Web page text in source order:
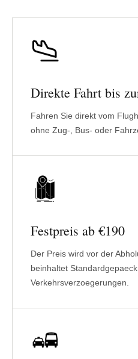
Direkte Fahrt bis
Fahren Sie direkt vom
ohne Zug-, Bus- oder
Festpreis ab €190
Der Preis wird vor der
beinhaltet
Verkehrsverzoegerungen.